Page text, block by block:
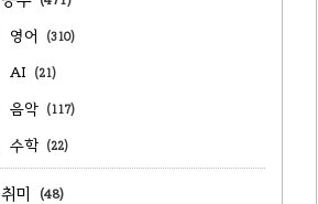
영어 (310)
AI (21)
음악 (117)
수학 (22)
취미 (48)